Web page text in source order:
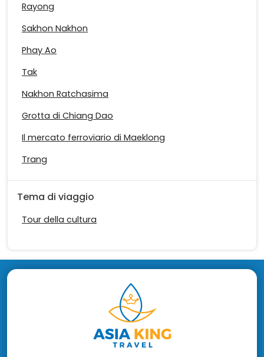
Rayong
Sakhon Nakhon
Phay Ao
Tak
Nakhon Ratchasima
Grotta di Chiang Dao
Il mercato ferroviario di Maeklong
Trang
Tema di viaggio
Tour della cultura